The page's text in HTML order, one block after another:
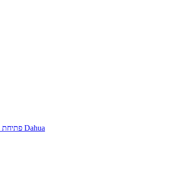
פתיחת קריאת שירות מצלמות אבטחה Dahua